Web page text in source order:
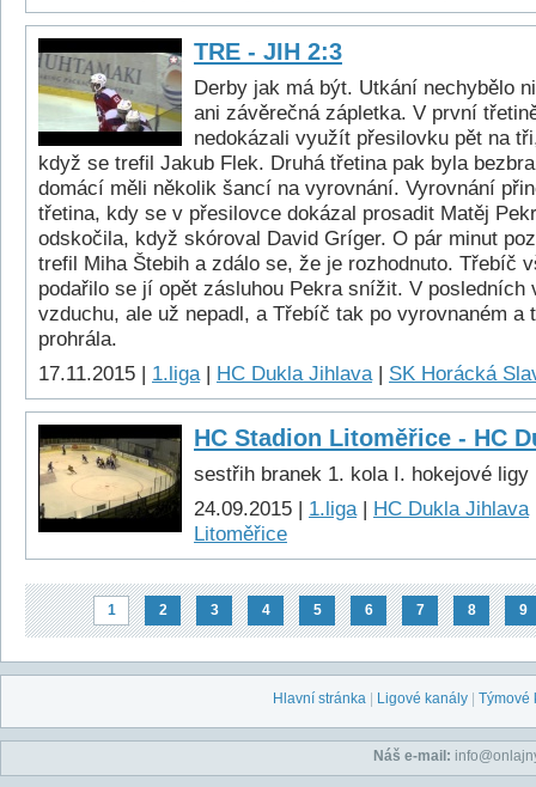
TRE - JIH 2:3
Derby jak má být. Utkání nechybělo
ani závěrečná zápletka. V první
nedokázali využít přesilovku pět na
když se trefil Jakub Flek. Druhá třetina pak byla
domácí měli několik šancí na vyrovnání. Vyrovnání
třetina, kdy se v přesilovce dokázal prosadit Matěj
odskočila, když skóroval David Gríger. O pár minut
trefil Miha Štebih a zdálo se, že je rozhodnuto. Třebíč
podařilo se jí opět zásluhou Pekra snížit. V posledních
vzduchu, ale už nepadl, a Třebíč tak po vyrovnaném a
prohrála.
17.11.2015 | 1.liga| HC Dukla Jihlava| SK Horácká
HC Stadion Litoměřice - HC
sestřih branek 1. kola I. hokejové ligy
24.09.2015 | 1.liga| HC Dukla Jihlava
Litoměřice
1 2 3 4 5 6 7 8 9
Hlavní stránka Ligové kanály Týmové
Náš e-mail: